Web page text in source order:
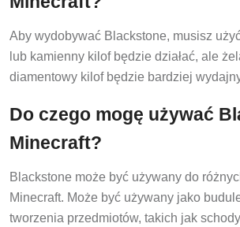
Aby wydobywać Blackstone, musisz
lub kamienny kilof będzie działać, ale
diamentowy kilof będzie bardziej
Do czego mogę używać
Minecraft?
Blackstone może być używany do
Minecraft. Może być używany jako
tworzenia przedmiotów, takich jak